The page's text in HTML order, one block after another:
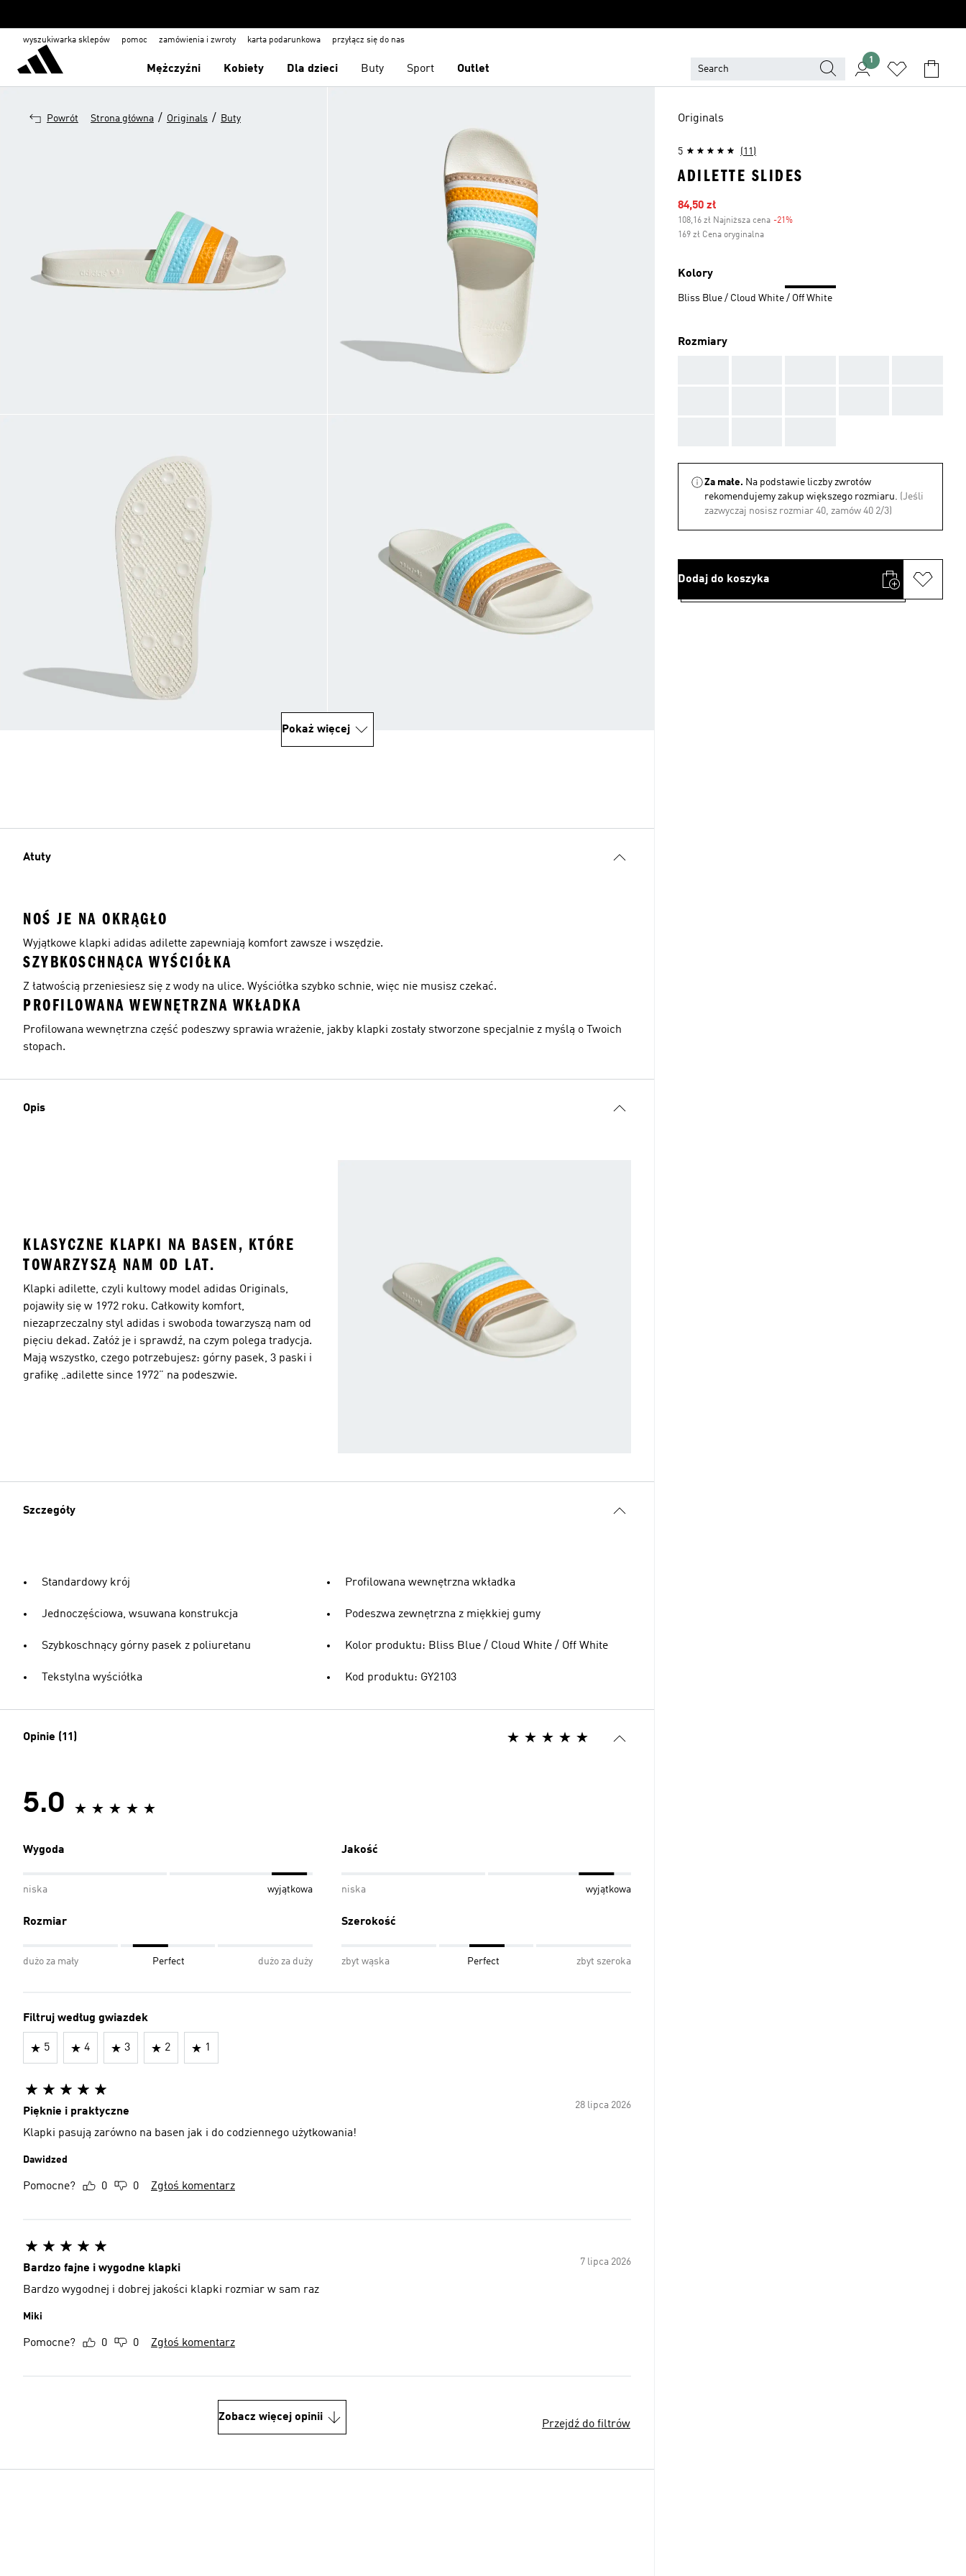
wyszukiwarka sklepów pomoc zamówienia i zwroty karta podarunkowa przyłącz się do nas
Mężczyźni Kobiety Dla dzieci Buty Sport Outlet
1
Powrót Strona główna / Originals / Buty
Pokaż więcej
Atuty
NOŚ JE NA OKRĄGŁO
Wyjątkowe klapki adidas adilette zapewniają komfort zawsze i wszędzie.
SZYBKOSCHNĄCA WYŚCIÓŁKA
Z łatwością przeniesiesz się z wody na ulice. Wyściółka szybko schnie, więc nie musisz czekać.
PROFILOWANA WEWNĘTRZNA WKŁADKA
Profilowana wewnętrzna część podeszwy sprawia wrażenie, jakby klapki zostały stworzone specjalnie z myślą o Twoich
stopach.
Opis
KLASYCZNE KLAPKI NA BASEN, KTÓRE
TOWARZYSZĄ NAM OD LAT.
Klapki adilette, czyli kultowy model adidas Originals,
pojawiły się w 1972 roku. Całkowity komfort,
niezaprzeczalny styl adidas i swoboda towarzyszą nam od
pięciu dekad. Załóż je i sprawdź, na czym polega tradycja.
Mają wszystko, czego potrzebujesz: górny pasek, 3 paski i
grafikę „adilette since 1972” na podeszwie.
Szczegóły
Standardowy krój
Jednoczęściowa, wsuwana konstrukcja
Szybkoschnący górny pasek z poliuretanu
Tekstylna wyściółka
Profilowana wewnętrzna wkładka
Podeszwa zewnętrzna z miękkiej gumy
Kolor produktu: Bliss Blue / Cloud White / Off White
Kod produktu: GY2103
Opinie (11)
5.0
Wygoda
niska wyjątkowa
Jakość
niska wyjątkowa
Rozmiar
dużo za mały Perfect dużo za duży
Szerokość
zbyt wąska Perfect zbyt szeroka
Filtruj według gwiazdek
5 4 3 2 1
28 lipca 2026
Pięknie i praktyczne
Klapki pasują zarówno na basen jak i do codziennego użytkowania!
Dawidzed
Pomocne? 0 0 Zgłoś komentarz
7 lipca 2026
Bardzo fajne i wygodne klapki
Bardzo wygodnej i dobrej jakości klapki rozmiar w sam raz
Miki
Pomocne? 0 0 Zgłoś komentarz
Zobacz więcej opinii
Przejdź do filtrów
Originals
5 (11)
ADILETTE SLIDES
Ceny na wyprzedaży
84,50 zł
108,16 zł Najniższa cena -21%
169 zł Cena oryginalna
Kolory
Bliss Blue / Cloud White / Off White
Rozmiary
Za małe. Na podstawie liczby zwrotów
rekomendujemy zakup większego rozmiaru. (Jeśli
zazwyczaj nosisz rozmiar 40, zamów 40 2/3)
Dodaj do koszyka